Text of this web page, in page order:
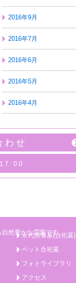
2016年9月
2016年7月
2016年6月
2016年5月
2016年4月
わせ
永代供養墓(合祀墓)
ペット合祀墓
フォトライブラリ
アクセス